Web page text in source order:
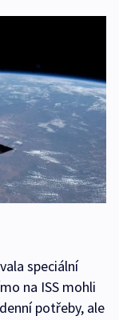
speciální
na ISS mohli
potřeby, ale